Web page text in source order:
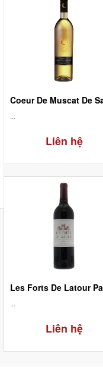
...
Liên hệ
...
Liên hệ